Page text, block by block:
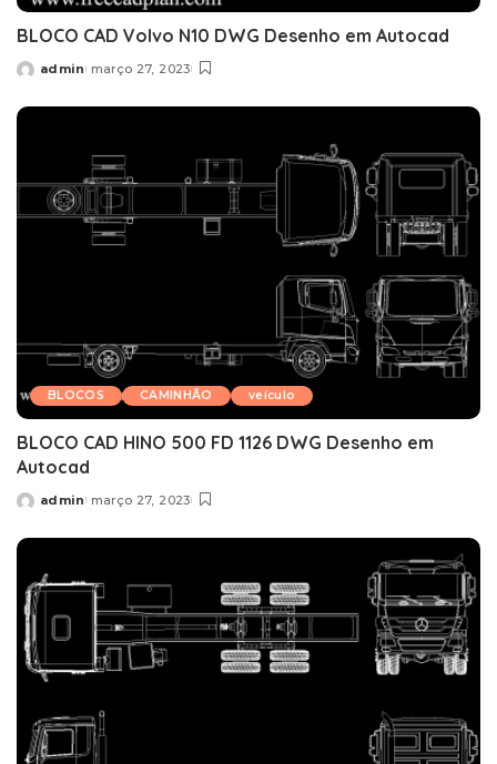
BLOCO CAD Volvo N10 DWG Desenho em Autocad
Posted
admin março 27, 2023
BLOCOS CAMINHÃO veículo
BLOCO CAD HINO 500 FD 1126 DWG Desenho em
Autocad
Posted
admin março 27, 2023